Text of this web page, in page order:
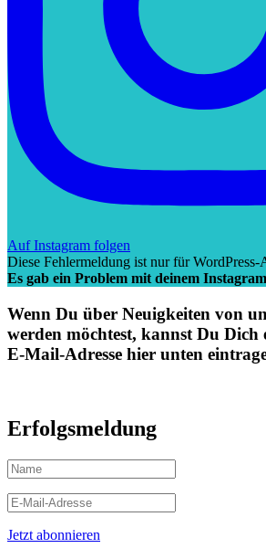
Auf Instagram folgen
Diese Fehlermeldung ist nur für
Es gab ein Problem mit deinem
Wenn Du über Neuigkeiten von
werden möchtest, kannst Du Dich
E-Mail-Adresse hier unten
Erfolgsmeldung
Jetzt abonnieren